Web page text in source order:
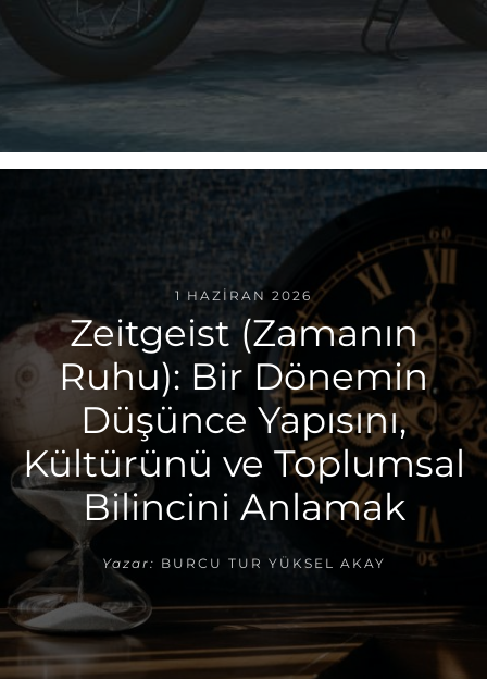
1 HAZIRAN 2026
Zeitgeist (Zamanın
Ruhu): Bir Dönemin
Düşünce Yapısını,
Kültürünü ve Toplumsal
Bilincini Anlamak
Yazar: BURCU TUR YÜKSEL AKAY